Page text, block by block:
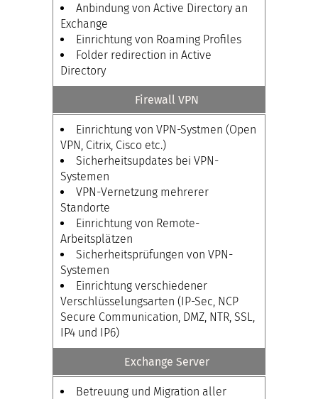
Anbindung von Active Directory an
Exchange
Einrichtung von Roaming Profiles
Folder redirection in Active
Directory
Firewall VPN
Einrichtung von VPN-Systmen (Open
VPN, Citrix, Cisco etc.)
Sicherheitsupdates bei VPN-
Systemen
VPN-Vernetzung mehrerer
Standorte
Einrichtung von Remote-
Arbeitsplätzen
Sicherheitsprüfungen von VPN-
Systemen
Einrichtung verschiedener
Verschlüsselungsarten (IP-Sec, NCP
Secure Communication, DMZ, NTR, SSL,
IP4 und IP6)
Exchange Server
Betreuung und Migration aller